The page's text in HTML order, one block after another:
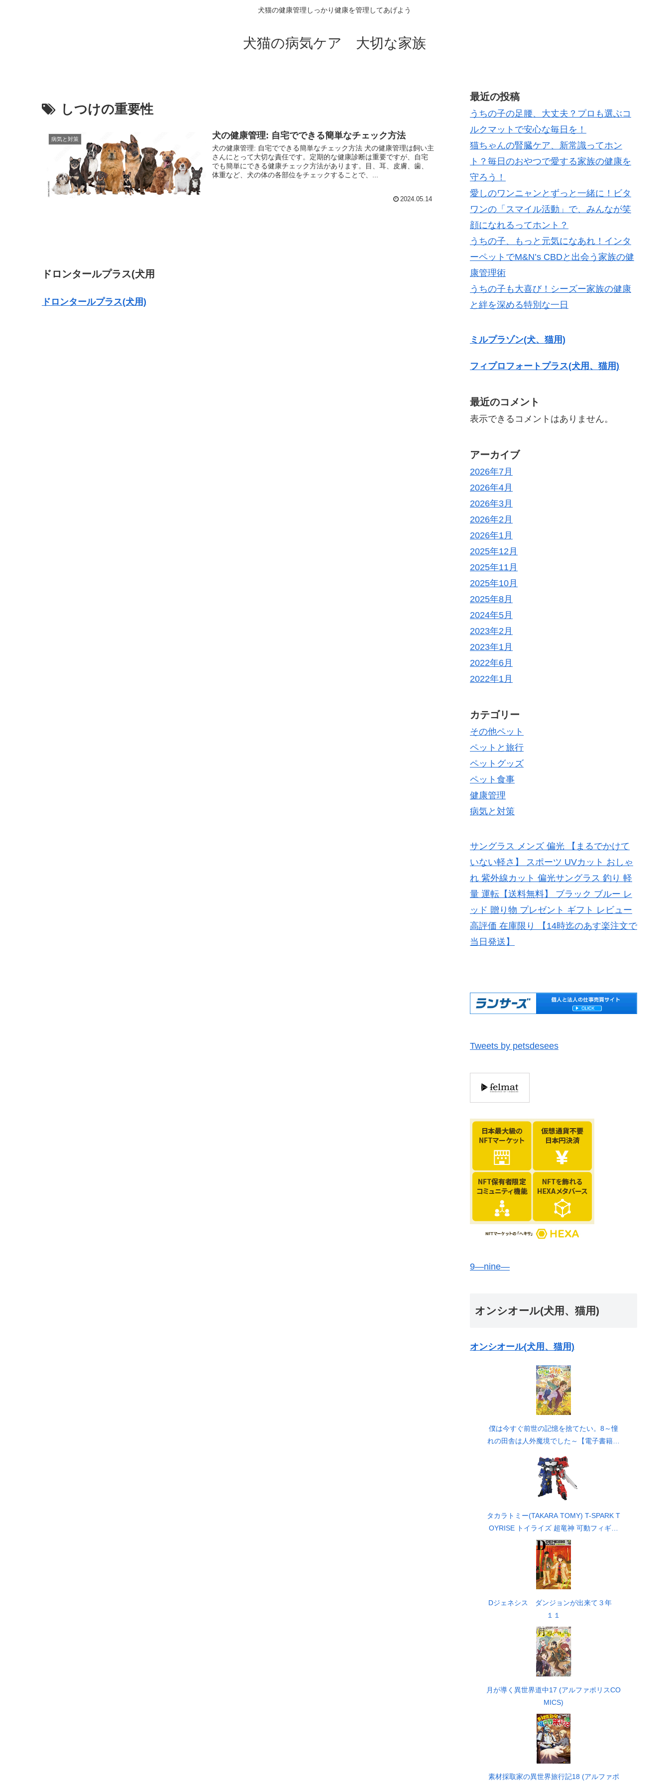
犬猫の健康管理しっかり健康を管理してあげよう
犬猫の病気ケア 大切な家族
しつけの重要性
病気と対策 犬の健康管理: 自宅でできる簡単なチェック方法
犬の健康管理: 自宅でできる簡単なチェック方法 犬の健康管理は飼い主
さんにとって大切な責任です。定期的な健康診断は重要ですが、自宅
でも簡単にできる健康チェック方法があります。目、耳、皮膚、歯、
体重など、犬の体の各部位をチェックすることで、...
2024.05.14
ドロンタールプラス(犬用
ドロンタールプラス(犬用)
最近の投稿
うちの子の足腰、大丈夫？プロも選ぶコ
ルクマットで安心な毎日を！
猫ちゃんの腎臓ケア、新常識ってホン
ト？毎日のおやつで愛する家族の健康を
守ろう！
愛しのワンニャンとずっと一緒に！ビタ
ワンの「スマイル活動」で、みんなが笑
顔になれるってホント？
うちの子、もっと元気になあれ！インタ
ーペットでM&N’s CBDと出会う家族の健
康管理術
うちの子も大喜び！シーズー家族の健康
と絆を深める特別な一日
ミルプラゾン(犬、猫用)
フィプロフォートプラス(犬用、猫用)
最近のコメント
表示できるコメントはありません。
アーカイブ
2026年7月
2026年4月
2026年3月
2026年2月
2026年1月
2025年12月
2025年11月
2025年10月
2025年8月
2024年5月
2023年2月
2023年1月
2022年6月
2022年1月
カテゴリー
その他ペット
ペットと旅行
ペットグッズ
ペット食事
健康管理
病気と対策
サングラス メンズ 偏光 【まるでかけて
いない軽さ】 スポーツ UVカット おしゃ
れ 紫外線カット 偏光サングラス 釣り 軽
量 運転【送料無料】 ブラック ブルー レ
ッド 贈り物 プレゼント ギフト レビュー
高評価 在庫限り 【14時迄のあす楽注文で
当日発送】
Tweets by petsdesees
9―nine―
オンシオール(犬用、猫用)
オンシオール(犬用、猫用)
僕は今すぐ前世の記憶を捨てたい。8～憧
れの田舎は人外魔境でした～【電子書籍限
タカラトミー(TAKARA TOMY) T-SPARK T
OYRISE トイライズ 超竜神 可動フィギュ
ア
Dジェネシス ダンジョンが出来て３年
１１
月が導く異世界道中17 (アルファポリスCO
MICS)
素材採取家の異世界旅行記18 (アルファポ